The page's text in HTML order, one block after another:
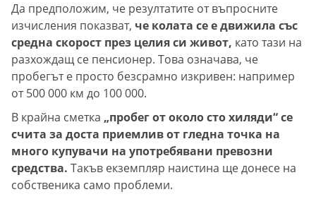
Да предположим, че резултатите от въпросните
изчисления показват, че колата се е движила със
средна скорост през целия си живот, като тази на
разхождащ се пенсионер. Това означава, че
пробегът е просто безсрамно изкривен: например
от 500 000 км до 100 000.
В крайна сметка „пробег от около сто хиляди“ се
счита за доста приемлив от гледна точка на
много купувачи на употребявани превозни
средства. Такъв екземпляр наистина ще донесе на
собственика само проблеми.